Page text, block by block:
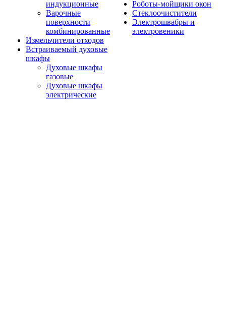
индукционные
Варочные
поверхности
комбинированные
Измельчители отходов
Встраиваемый духовые
шкафы
Духовые шкафы
газовые
Духовые шкафы
электрические
Роботы-мойщики окон
Стеклоочистители
Электрошвабры и
электровеники